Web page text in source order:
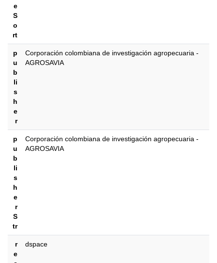
e
S
o
rt
p
u
b
li
s
h
e
r
Corporación colombiana de investigación agropecuaria -
AGROSAVIA
p
u
b
li
s
h
e
r
S
tr
Corporación colombiana de investigación agropecuaria -
AGROSAVIA
r
e
dspace